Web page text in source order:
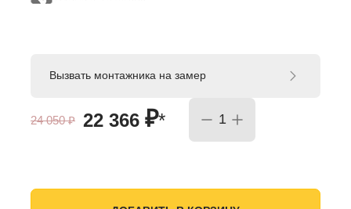
24 050₽ 22 366 ₽*
Вызвать монтажника на замер